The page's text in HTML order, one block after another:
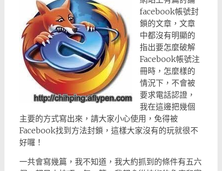
facebook帳號封
鎖的文章，文章
中都沒有明顯的
指出要怎麼破解
Facebook帳號注
冊時，怎麼樣的
情況下，不會被
要求電話認證，
我在這邊把幾個
主要的方式寫出來，請大家小心使用，免得被
Facebook找到方法封鎖，這樣大家沒有的玩就很不
好囉！
一共會寫幾篇，我不知道，我大約抓到的條件有五六